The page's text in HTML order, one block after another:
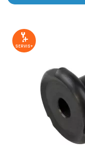
SERVIS+